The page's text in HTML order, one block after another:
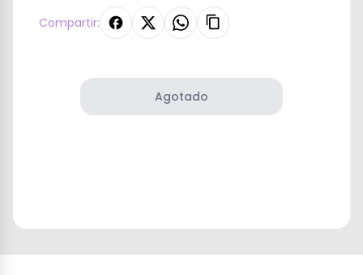
Compartir:
Agotado